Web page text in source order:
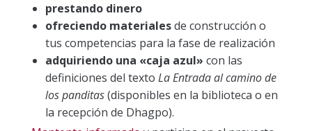
prestando dinero
ofreciendo materialesde construcción o
tus competencias para la fase de realización
adquiriendo una «caja azul» con las
definiciones del texto La Entrada al camino de
los panditas(disponibles en la biblioteca o en
la recepción de Dhagpo).